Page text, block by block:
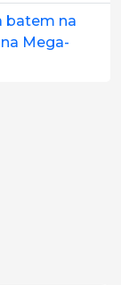
batem na
Mega-